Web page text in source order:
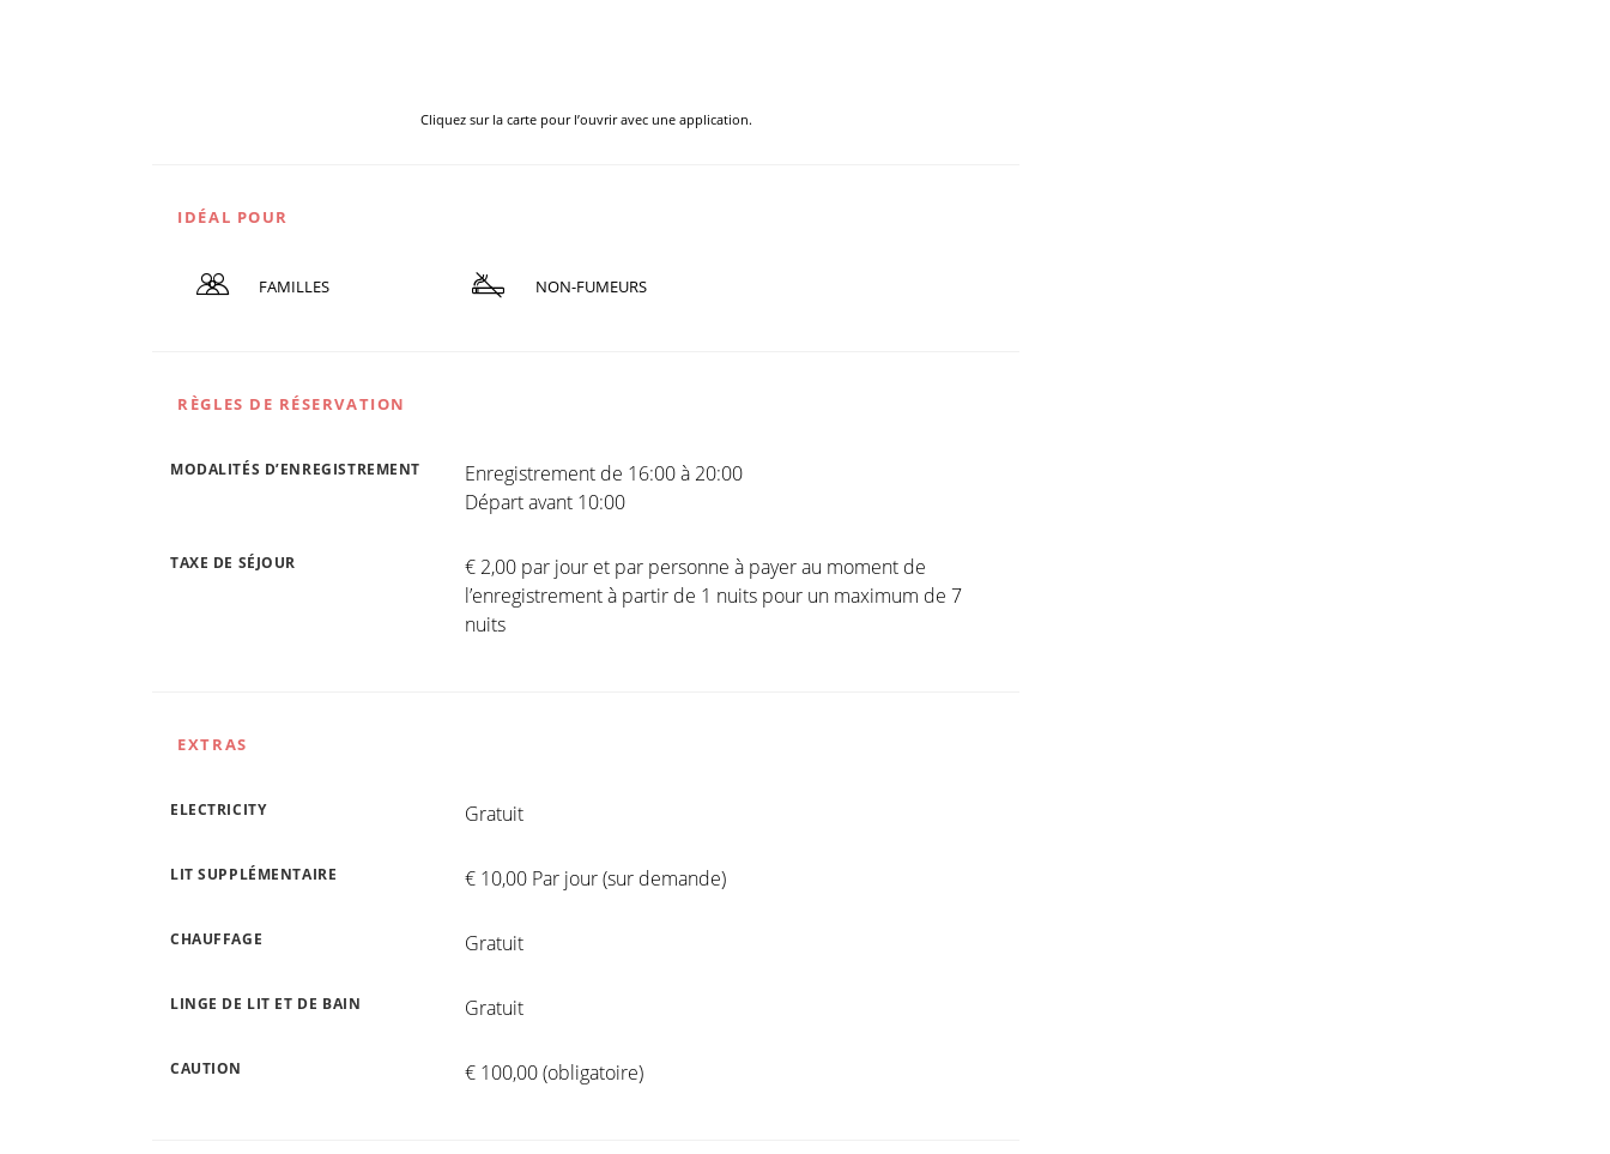
Cliquez sur la carte pour l’ouvrir avec une application.
IDÉAL POUR
FAMILLES NON-FUMEURS
RÈGLES DE RÉSERVATION
MODALITÉS D’ENREGISTREMENT
Enregistrement de 16:00 à 20:00
Départ avant 10:00
TAXE DE SÉJOUR
€ 2,00 par jour et par personne à payer au moment de
l’enregistrement à partir de 1 nuits pour un maximum de 7
nuits
EXTRAS
ELECTRICITY Gratuit
LIT SUPPLÉMENTAIRE € 10,00 Par jour (sur demande)
CHAUFFAGE Gratuit
LINGE DE LIT ET DE BAIN Gratuit
CAUTION € 100,00 (obligatoire)